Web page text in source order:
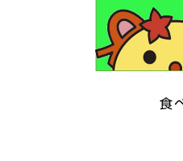
残しをなく